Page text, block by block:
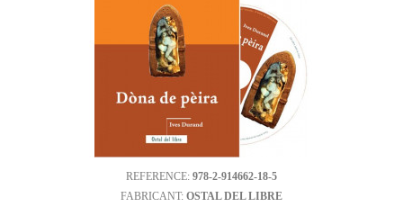
REFERENCE: 978-2-914662-18-5
FABRICANT: OSTAL DEL LIBRE